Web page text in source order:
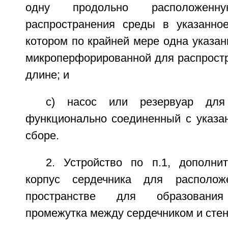
одну продольно
распространения среды в
котором по крайней мере одна
микроперфорированной для
длине; и
c) насос или резервуар
функционально соединенный с
сборе.
2. Устройство по п.1,
корпус сердечника для
пространстве для образования
промежутка между сердечником и